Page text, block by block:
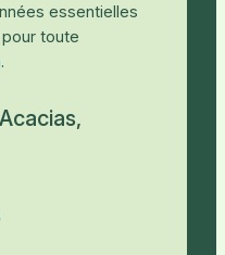
essentielles
toute